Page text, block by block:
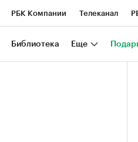
РБК Компании Телеканал
Национальные проекты Город
Библиотека Еще